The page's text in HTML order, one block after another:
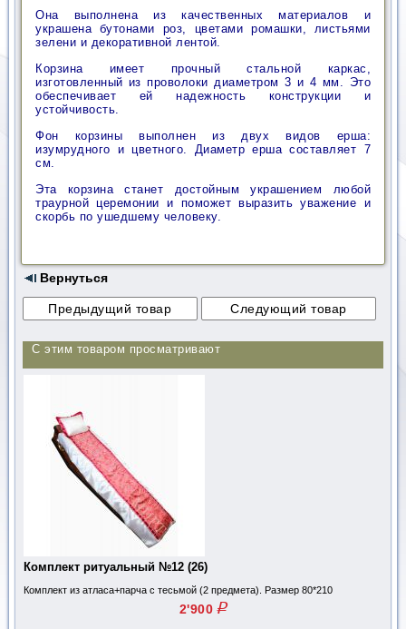
Она выполнена из качественных материалов и
украшена бутонами роз, цветами ромашки, листьями
зелени и декоративной лентой.
Корзина имеет прочный стальной каркас,
изготовленный из проволоки диаметром 3 и 4 мм. Это
обеспечивает ей надежность конструкции и
устойчивость.
Фон корзины выполнен из двух видов ерша:
изумрудного и цветного. Диаметр ерша составляет 7
см.
Эта корзина станет достойным украшением любой
траурной церемонии и поможет выразить уважение и
скорбь по ушедшему человеку.
Вернуться
С этим товаром просматривают
Комплект ритуальный №12 (26)
Комплект из атласа+парча с тесьмой (2 предмета). Размер 80*210
2'900 q